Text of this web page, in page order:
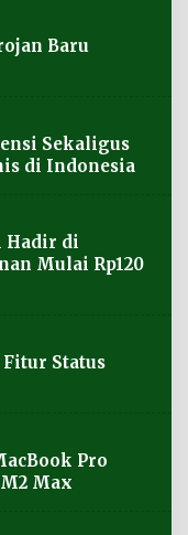
Baru
Sekaligus
di Indonesia
Hadir di
Mulai Rp120
Status
Pro
Max